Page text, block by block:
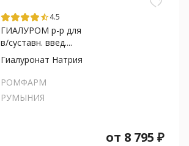
star_half4.5
ГИАЛУРОМ р-р для
в/суставн. введ....
Гиалуронат Натрия
РОМФАРМ
РУМЫНИЯ
от 8 795 ₽